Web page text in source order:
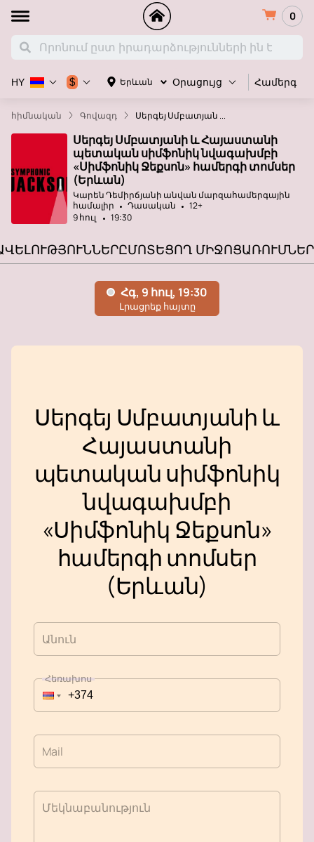
0
Երևան Օրացույց Համերգ
HY $
հիմնական Գովազդ Սերգեյ Սմբատյան ...
Սերգեյ Սմբատյանի և Հայաստանի
պետական ​​սիմֆոնիկ նվագախմբի
«Սիմֆոնիկ Ջեքսոն» համերգի տոմսեր
(Երևան)
Կարեն Դեմիրճյանի անվան մարզահամերգային
համալիր
Դասական
12+
9 հուլ
19:30
ՄՈՏԵՑՈՂ ՄԻՋՈՑԱՌՈՒՄՆԵՐ
Սերգեյ Սմբատյանի և
Հայաստանի
պետական ​​սիմֆոնիկ
նվագախմբի
«Սիմֆոնիկ Ջեքսոն»
համերգի տոմսեր
(Երևան)
Անուն
Հեռախոս
Mail
Մեկնաբանություն